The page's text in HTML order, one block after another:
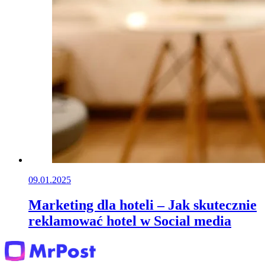
09.01.2025
Marketing dla hoteli – Jak skutecznie
reklamować hotel w Social media